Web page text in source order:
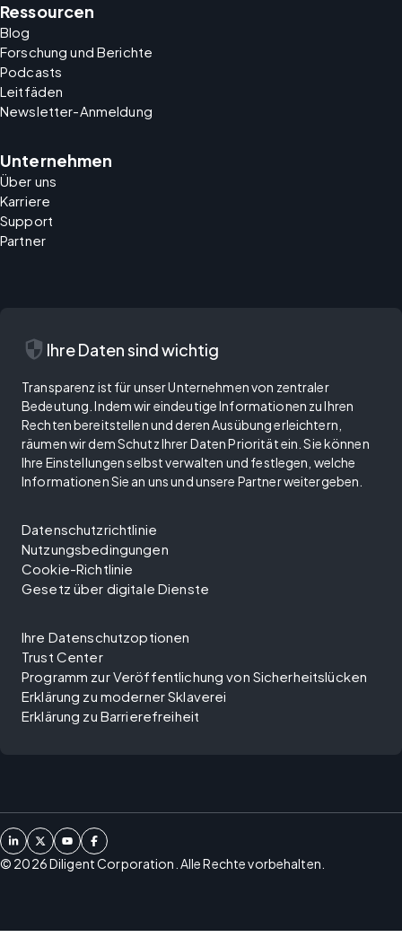
Ressourcen
Blog
Forschung und Berichte
Podcasts
Leitfäden
Newsletter-Anmeldung
Unternehmen
Über uns
Karriere
Support
Partner
security Ihre Daten sind wichtig
Transparenz ist für unser Unternehmen von zentraler
Bedeutung. Indem wir eindeutige Informationen zu Ihren
Rechten bereitstellen und deren Ausübung erleichtern,
räumen wir dem Schutz Ihrer Daten Priorität ein. Sie können
Ihre Einstellungen selbst verwalten und festlegen, welche
Informationen Sie an uns und unsere Partner weitergeben.
Datenschutzrichtlinie
Nutzungsbedingungen
Cookie-Richtlinie
Gesetz über digitale Dienste
Ihre Datenschutzoptionen
Trust Center
Programm zur Veröffentlichung von Sicherheitslücken
Erklärung zu moderner Sklaverei
Erklärung zu Barrierefreiheit
© 2026Diligent Corporation. Alle Rechte vorbehalten.